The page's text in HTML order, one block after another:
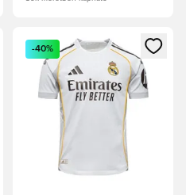
vagy a tagként
Megnyit egy modált a
-40%